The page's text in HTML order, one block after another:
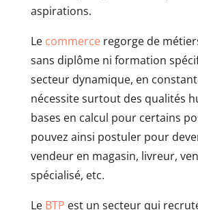
aspirations.
Le commerceregorge de
sans diplôme ni formation
secteur dynamique, en
nécessite surtout des qualités
bases en calcul pour certains
pouvez ainsi postuler pour
vendeur en magasin, livreur,
spécialisé, etc.
Le BTP est un secteur qui